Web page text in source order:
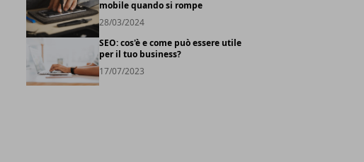
mobile quando si rompe
28/03/2024
SEO: cos'è e come può essere utile
per il tuo business?
17/07/2023